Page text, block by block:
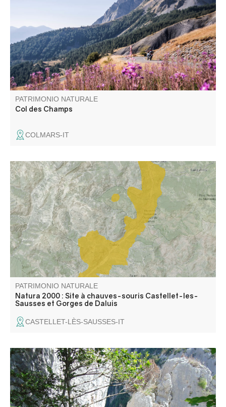
Alpes de Haute Provence et Alpes Maritimes. En bordure
de la zone coeur du Parc national du Mercantour, il offre
une vue panoramique d'exception. C'est aussi le royaume
des marmottes.
PATRIMONIO NATURALE
Col des Champs
COLMARS-IT
Zone représentative de l'étage subméditerranéen où
dominent les landes à buis, genêt cendré, lavande. Zone
peu prospectée au niveau espèces végétales et milieux.
Gorges remarquables.
PATRIMONIO NATURALE
Natura 2000 : Site à chauves-souris Castellet-les-
Sausses et Gorges de Daluis
CASTELLET-LÈS-SAUSSES-IT
La Brèche Imbert est située au milieu du Blanc-Martel,
c'est un escalier dans le vide, avec des rambardes, de
274 marches est l'un des points de vues les plus
impressionnant du sentier Blanc-Martel.